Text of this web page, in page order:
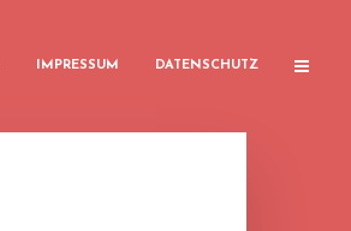
IMPRESSUM DATENSCHUTZ